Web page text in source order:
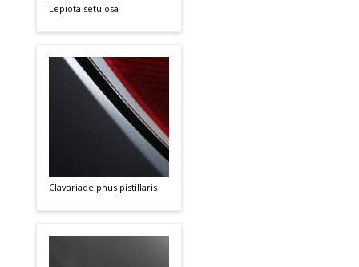
Lepiota setulosa
Clavariadelphus pistillaris